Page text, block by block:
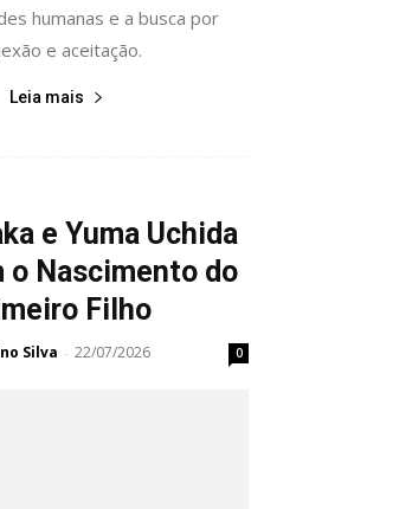
humanas e a busca por
e aceitação.
Leia mais
e Yuma Uchida
o Nascimento do
Filho
Silva - 22/07/2026 0